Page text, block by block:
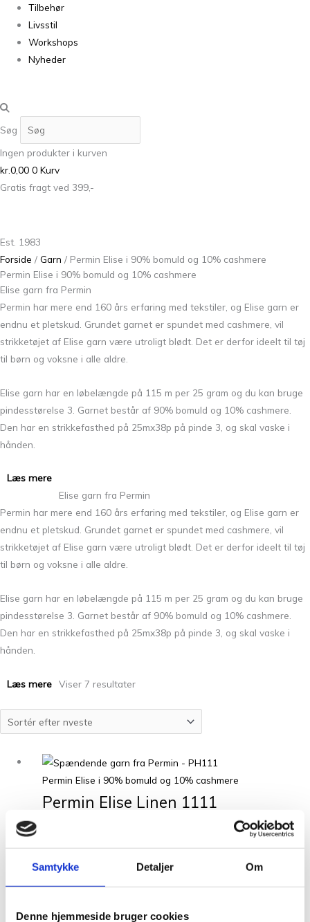
Samtykke Detaljer Om
Denne hjemmeside bruger cookies
Tilbehør
Livsstil
Workshops
Nyheder
Søg
Ingen produkter i kurven
kr.0,00 0 Kurv
Gratis fragt ved 399,-
Est. 1983
Forside / Garn / Permin Elise i 90% bomuld og 10% cashmere
Permin Elise i 90% bomuld og 10% cashmere
Elise garn fra Permin
Permin har mere end 160 års erfaring med tekstiler, og Elise garn er
endnu et pletskud. Grundet garnet er spundet med cashmere, vil
strikketøjet af Elise garn være utroligt blødt. Det er derfor ideelt til tøj
til børn og voksne i alle aldre.
Elise garn har en løbelængde på 115 m per 25 gram og du kan bruge
pindesstørelse 3. Garnet består af 90% bomuld og 10% cashmere.
Den har en strikkefasthed på 25mx38p på pinde 3, og skal vaske i
hånden.
Læs mere
Elise garn fra Permin
Permin har mere end 160 års erfaring med tekstiler, og Elise garn er
endnu et pletskud. Grundet garnet er spundet med cashmere, vil
strikketøjet af Elise garn være utroligt blødt. Det er derfor ideelt til tøj
til børn og voksne i alle aldre.
Elise garn har en løbelængde på 115 m per 25 gram og du kan bruge
pindesstørelse 3. Garnet består af 90% bomuld og 10% cashmere.
Den har en strikkefasthed på 25mx38p på pinde 3, og skal vaske i
hånden.
Læs mere Viser 7 resultater
Permin Elise i 90% bomuld og 10% cashmere
Permin Elise Linen 1111
Permin Elise i 90% bomuld og 10% cashmere
Permin Elise Gul 1108